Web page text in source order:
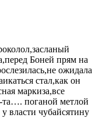
Боней прям на
ожидала
стал,как он
маркиза,все
та…. поганой метлой
у власти чубайсятину